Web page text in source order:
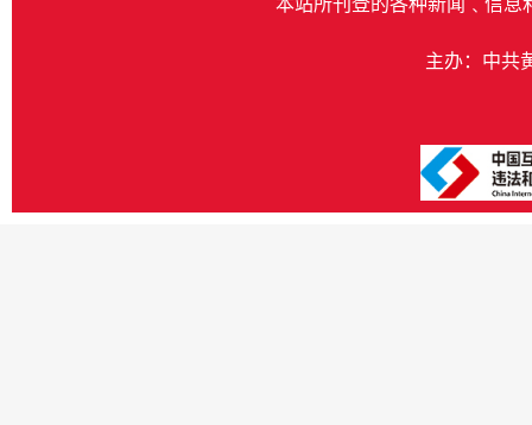
本站所刊登的各种新闻﹑信息
主办：中共